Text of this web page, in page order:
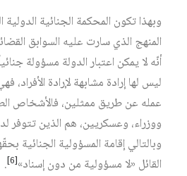
وبهذا تكون المحكمة الجنائية
المنهج الذي سارت عليه السوابق
أنّه لا يمكن اعتبار الدولة مسؤولة
ليس لها إرادة مشابهة لإرادة
عمله عن طريق ممثلين، فالأشخاص
ووزراء، وعسكريين، هم الذين تتوفر
وبالتالي إقامة المسؤولية الجنائية
القائل «لا مسؤولية من دون إسناد»[6]
.